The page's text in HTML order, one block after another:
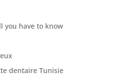
you have to know
dentaire Tunisie